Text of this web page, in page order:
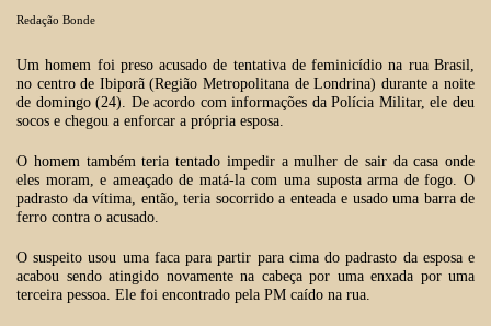
Redação Bonde
Um homem foi preso acusado de tentativa de feminicídio na rua Brasil,
no centro de Ibiporã (Região Metropolitana de Londrina) durante a noite
de domingo (24). De acordo com informações da Polícia Militar, ele deu
socos e chegou a enforcar a própria esposa.
O homem também teria tentado impedir a mulher de sair da casa onde
eles moram, e ameaçado de matá-la com uma suposta arma de fogo. O
padrasto da vítima, então, teria socorrido a enteada e usado uma barra de
ferro contra o acusado.
O suspeito usou uma faca para partir para cima do padrasto da esposa e
acabou sendo atingido novamente na cabeça por uma enxada por uma
terceira pessoa. Ele foi encontrado pela PM caído na rua.